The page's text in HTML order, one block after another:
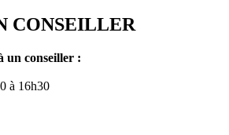
CONSEILLER
un conseiller :
à 16h30